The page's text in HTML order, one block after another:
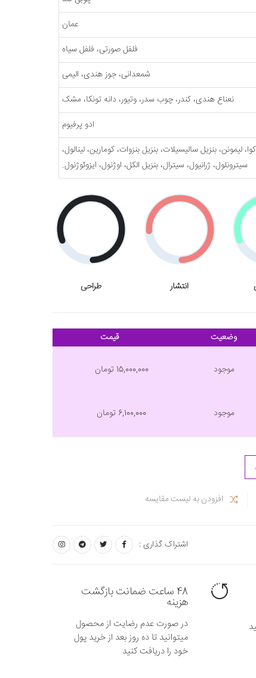
عمان
فلفل صورتی، فلفل سیاه
شمعدانی، جوز هندی، الیمی
نعناع هندی، کندر، چوب سدر، وتیور، دانه تونکا، مشک
ادو پرفيوم
لیمونن، بنزیل سالیسیلات، بنزیل بنزوات، کومارین، لینالول،
سیترونلول، ژرانیول، سیترال، بنزیل الکل، اوژنول، ایزوئوژنول.
انتشار طراحی
وضعیت قیمت
موجود 15,000,000 تومان
موجود 6,100,000 تومان
افزودن به لیست مقایسه
اشتراک گذاری :
48 ساعت ضمانت بازگشت
هزینه
در صورت عدم رضایت از محصول
میتوانید تا ده روز بعد از خرید پول
خود را دریافت کنید